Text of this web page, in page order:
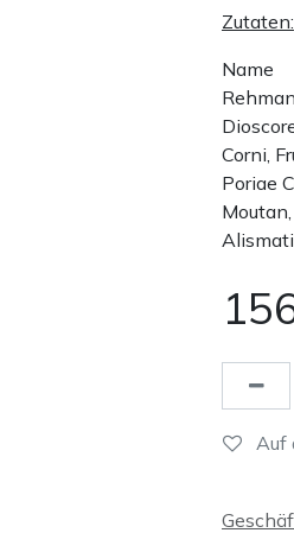
Zutaten:
Name
Corni,
Poriae
Auf